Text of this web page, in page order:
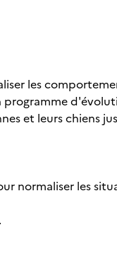
les
programme
et leurs chiens
normaliser les